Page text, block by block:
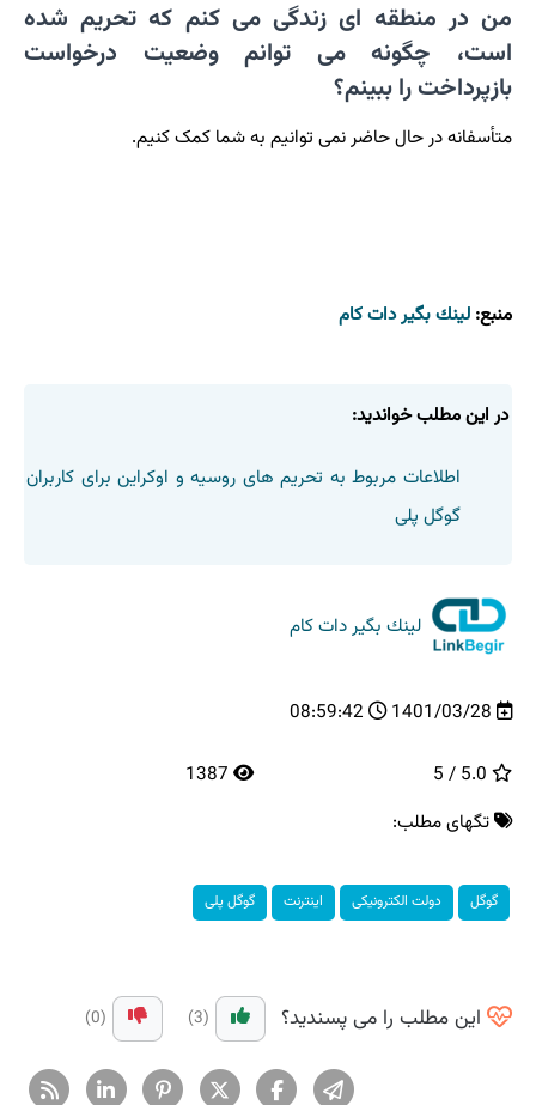
من در منطقه ای زندگی می کنم که تحریم شده
است، چگونه می توانم وضعیت درخواست
بازپرداخت را ببینم؟
متأسفانه در حال حاضر نمی توانیم به شما کمک کنیم.
منبع: لینك بگیر دات كام
در این مطلب خواندید:
اطلاعات مربوط به تحریم های روسیه و اوکراین برای کاربران
گوگل پلی
لینك بگیر دات كام
1401/03/28
08:59:42
تگهای مطلب:
گوگل دولت الكترونیكی اینترنت گوگل پلی
این مطلب را می پسندید؟ (3)
(0)